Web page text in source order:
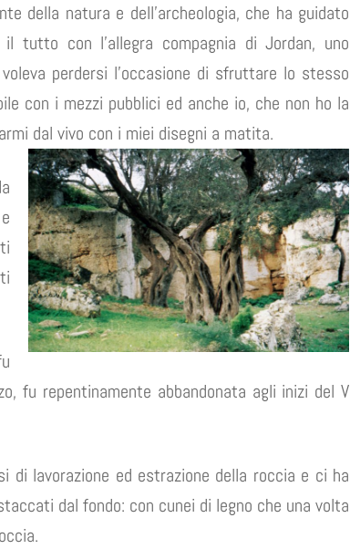
della natura e dell’archeologia, che ha guidato
tutto con l’allegra compagnia di Jordan, uno
perdersi l’occasione di sfruttare lo stesso
con i mezzi pubblici ed anche io, che non ho la
dal vivo con i miei disegni a matita.
fu repentinamente abbandonata agli inizi del V
di lavorazione ed estrazione della roccia e ci ha
dal fondo: con cunei di legno che una volta